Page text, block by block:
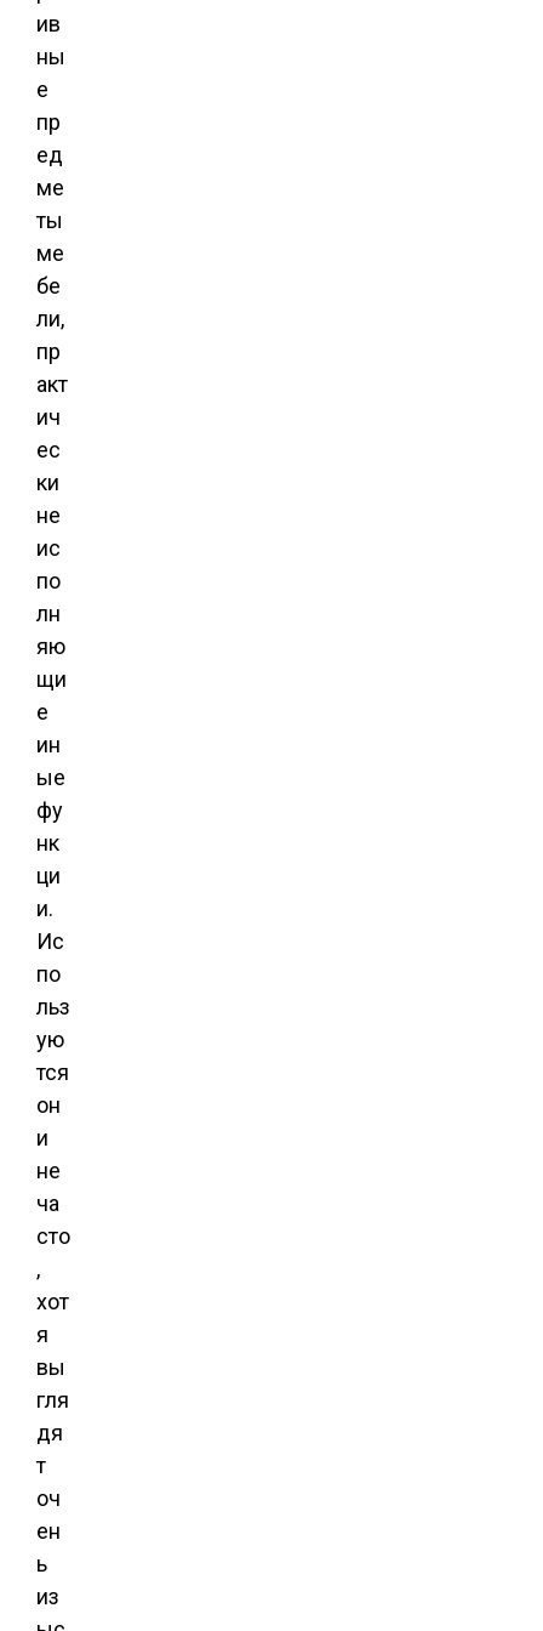
ив
ны
е
пр
ед
ме
ты
ме
бе
ли,
пр
акт
ич
ес
ки
не
ис
по
лн
яю
щи
е
ин
ые
фу
нк
ци
и.
Ис
по
льз
ую
тся
он
и
не
ча
сто
,
хот
я
вы
гля
дя
т
оч
ен
ь
из